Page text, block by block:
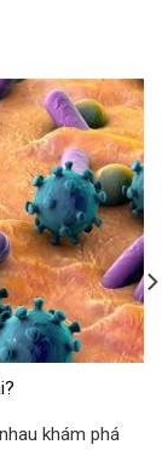
khám phá